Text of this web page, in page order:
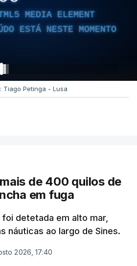
MEDIA ELEMENT
ESTÁ NESTE MOMENTO
Tiago Petinga - Lusa
de 400 quilos de
em fuga
detetada em alto mar,
náuticas ao largo de Sines.
2026, 17:40